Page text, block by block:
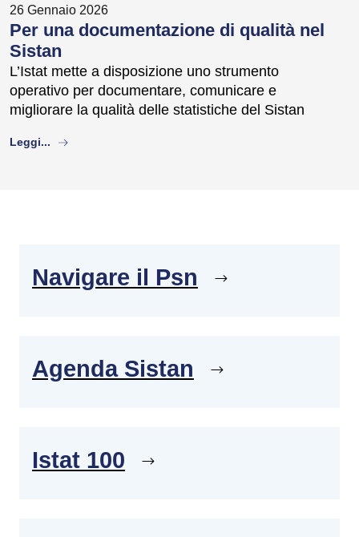
26 Gennaio 2026
Per una documentazione di qualità nel
Sistan
L’Istat mette a disposizione uno strumento
operativo per documentare, comunicare e
migliorare la qualità delle statistiche del Sistan
Leggi... about
Navigare il Psn
Agenda Sistan
Istat 100